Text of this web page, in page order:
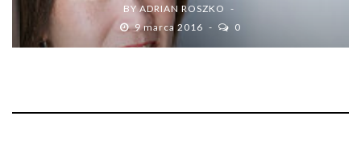
BYADRIAN ROSZKO
9 marca 2016
0